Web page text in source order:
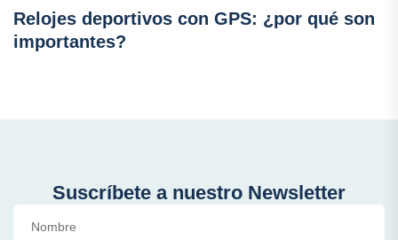
Relojes deportivos con GPS: ¿por qué son
importantes?
Suscríbete a nuestro Newsletter